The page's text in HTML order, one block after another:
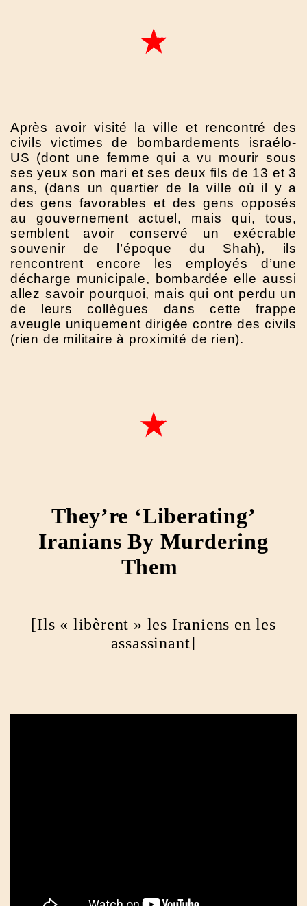
Après avoir visité la ville et rencontré des
civils victimes de bombardements israélo-
US (dont une femme qui a vu mourir sous
ses yeux son mari et ses deux fils de 13 et 3
ans, (dans un quartier de la ville où il y a
des gens favorables et des gens opposés
au gouvernement actuel, mais qui, tous,
semblent avoir conservé un exécrable
souvenir de l’époque du Shah), ils
rencontrent encore les employés d’une
décharge municipale, bombardée elle aussi
allez savoir pourquoi, mais qui ont perdu un
de leurs collègues dans cette frappe
aveugle uniquement dirigée contre des civils
(rien de militaire à proximité de rien).
They’re ‘Liberating’
Iranians By Murdering
Them
[Ils « libèrent » les Iraniens en les
assassinant]